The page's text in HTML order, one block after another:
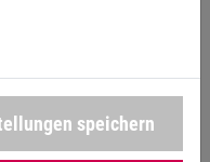
speichern